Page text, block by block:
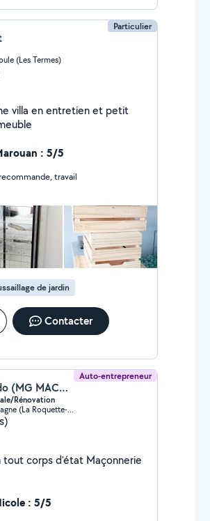
Particulier
(Les Termes)
villa en entretien et petit
: 5/5
travail
de jardin
Contacter
Auto-entrepreneur
Dylan machado (MG MACHADO)
Rénovation
La Roquette-sur-Siagne (La Roquette-sur-Siagne)
d'état Maçonnerie
: 5/5